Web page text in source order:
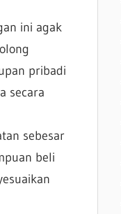
ini agak
pribadi
secara
sebesar
beli